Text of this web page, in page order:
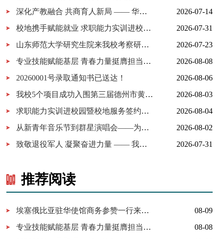
深化产教融合 共商育人新局 —— 华为技术有限公司一行来我校考察...
2026-07-14
校地携手赋能就业 求职能力实训进校园暨校地服务签约仪式在我校...
2026-07-31
山东师范大学研究生院来我校考察研究生实习实践基地建设
2026-07-23
专业技能赋能基层 青春力量挺膺担当——德州工程职业学院2026年暑...
2026-08-08
20260001号录取通知书已送达！
2026-08-06
我校5个项目成功入围第三届德州市黄炎培职业教育创新创业大赛决...
2026-08-03
求职能力实训进校园暨校地服务签约仪式在我校举行
2026-08-04
从新青年音乐节到群星演唱会——为什么又是德工？
2026-08-02
致敬退役军人 凝聚奋进力量 —— 我校开展 “八一建军节” 拥军茶...
2026-07-31
推荐阅读
埃塞俄比亚驻华使馆商务参赞一行来访我校深化职教出海务实合作
08-09
专业技能赋能基层 青春力量挺膺担当——德州工程职业学院2026年暑期“三下乡”社会实践交出青春答卷
08-08